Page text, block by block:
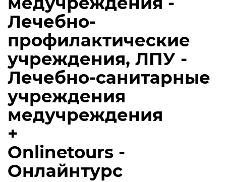
Лечебно-
профилактические
учреждения, ЛПУ -
Лечебно-санитарные
учреждения
медучреждения
+
Onlinetours -
Онлайнтурс